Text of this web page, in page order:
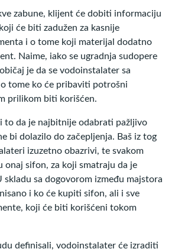
zabune, klijent će dobiti informaciju
će biti zadužen za kasnije
i o tome koji materijal dodatno
Naime, iako se ugradnja sudopere
je da se vodoinstalater sa
tome ko će pribaviti potrošni
prilikom biti korišćen.
to da je najbitnije odabrati pažljivo
bi dolazilo do začepljenja. Baš iz tog
izuzetno obazrivi, te svakom
onaj sifon, za koji smatraju da je
sa dogovorom između majstora
i ko će kupiti sifon, ali i sve
koji će biti korišćeni tokom
definisali, vodoinstalater će izraditi